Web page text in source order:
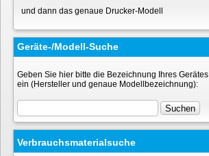
und dann das genaue Drucker-Modell
Geräte-/Modell-Suche
Geben Sie hier bitte die Bezeichnung Ihres Gerätes
ein (Hersteller und genaue Modellbezeichnung):
Verbrauchsmaterialsuche